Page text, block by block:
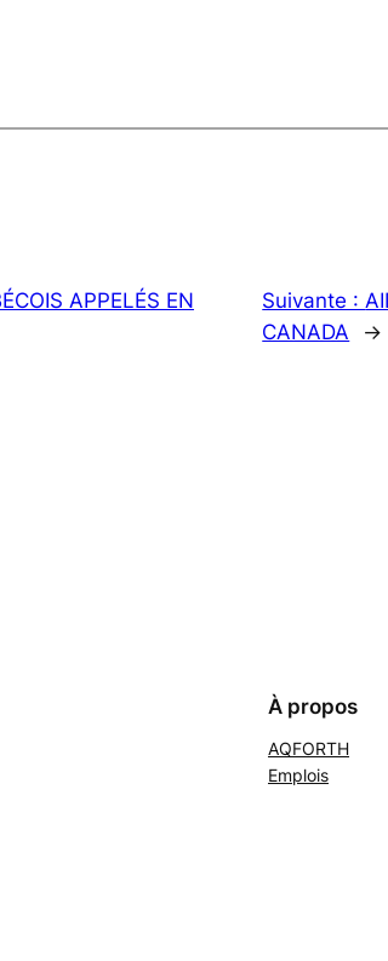
APPELÉS EN
Suivante :
CANADA
→
À propos
AQFORTH
Emplois